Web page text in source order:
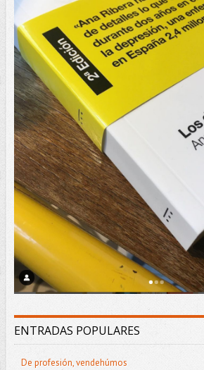
ENTRADAS POPULARES
De profesión, vendehúmos